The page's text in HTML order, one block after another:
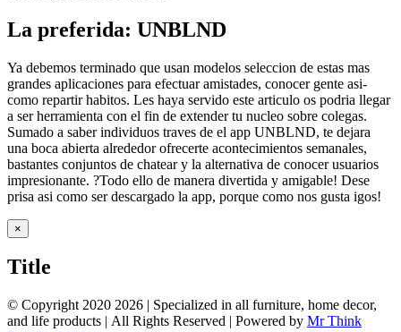
La preferida: UNBLND
Ya debemos terminado que usan modelos seleccion de estas mas
grandes aplicaciones para efectuar amistades, conocer gente asi­
como repartir habitos. Les haya servido este articulo os podri­a llegar
a ser herramienta con el fin de extender tu nucleo sobre colegas.
Sumado a saber individuos traves de el app UNBLND, te dejara
una boca abierta alrededor ofrecerte acontecimientos semanales,
bastantes conjuntos de chatear y la alternativa de conocer usuarios
impresionante. ?Todo ello de manera divertida y amigable! Dese
prisa asi­ como ser descargado la app, porque como nos gusta igos!
Close
product
view
×
Title
© Copyright 2020 2026 | Specialized in all furniture, home decor,
and life products | All Rights Reserved | Powered by Mr Think